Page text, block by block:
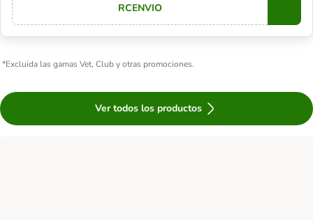
RCENVIO
*Excluida las gamas Vet, Club y otras promociones.
Ver todos los productos